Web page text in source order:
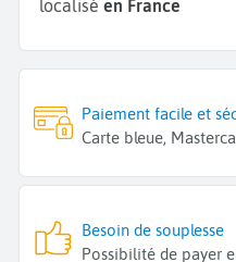
localisé en France
Paiement facile et
Carte bleue,
Besoin de souplesse
Possibilité de payer